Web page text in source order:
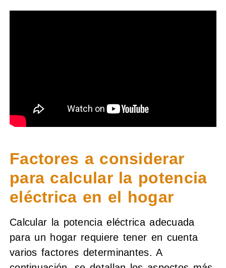
Factores a considerar
para calcular la potencia
eléctrica en el hogar
Calcular la potencia eléctrica adecuada
para un hogar requiere tener en cuenta
varios factores determinantes. A